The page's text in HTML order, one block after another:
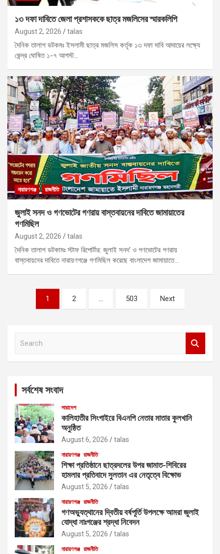
১৩ দফা দাবিতে জেলা প্রশাসককে ছাত্র মজলিসের স্মারকলিপি
August 2, 2026 talas
দৈনিক তালাশ ডটকমঃ ইসলামী ছাত্র মজলিস কর্তৃক ১৩ দফা দাবি আদায়ের লক্ষ্যে
কেন্দ্র ঘোষিত ১-৭ আগস্ট…
নারায়ণগঞ্জ রাজনীতি
জুলাই সনদ ও গণভোটের গণরায় বাস্তবায়নের দাবিতে জামায়াতের
গণমিছিল
August 2, 2026 talas
দৈনিক তালাশ ডটকামঃ স্টাফ রিপোর্টার: জুলাই সনদ’ ও গণভোটের গণরায়
বাস্তবায়নের দাবিতে নারায়ণগঞ্জে গণমিছিল করেছে বাংলাদেশ জামায়াতে…
pagination
1 2 … 503 Next
সর্বশেষ সংবাদ
সারাদেশ
কালিহাতীর সিংগাইরে বিএনপি নেতার মাতার কুলখানি
অনুষ্ঠিত
August 6, 2026 talas
নারায়ণগঞ্জ রাজনীতি
শিক্ষা প্রতিষ্ঠানে ছাত্রদলের উপর জামাত-শিবিরের
হামলার প্রতিবাদে সুলতান এর নেতৃত্বে বিক্ষোভ
August 5, 2026 talas
নারায়ণগঞ্জ রাজনীতি
গণঅভ্যুত্থানের দ্বিতীয় বর্ষপূর্তি উপলক্ষে আমরা জুলাই
যোদ্ধা নাঃগঞ্জের শ্রদ্ধা নিবেদন
August 5, 2026 talas
নারায়ণগঞ্জ রাজনীতি